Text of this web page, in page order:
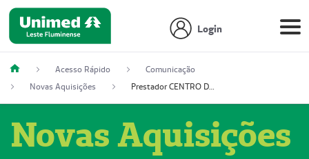
Login
Acesso Rápido
Comunicação
Novas Aquisições
Prestador CENTRO DE ONCOLOGIA
Novas Aquisições